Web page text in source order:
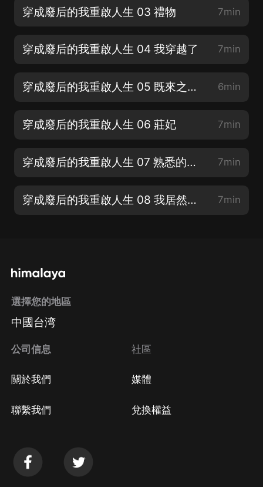
穿成廢后的我重啟人生 03 禮物 7min
穿成廢后的我重啟人生 04 我穿越了 7min
穿成廢后的我重啟人生 05 既來之則安之 6min
穿成廢后的我重啟人生 06 莊妃 7min
穿成廢后的我重啟人生 07 熟悉的眼眸 7min
穿成廢后的我重啟人生 08 我居然是廢后 7min
選擇您的地區
中國台湾
公司信息
關於我們
聯繫我們
社區
媒體
兌換權益